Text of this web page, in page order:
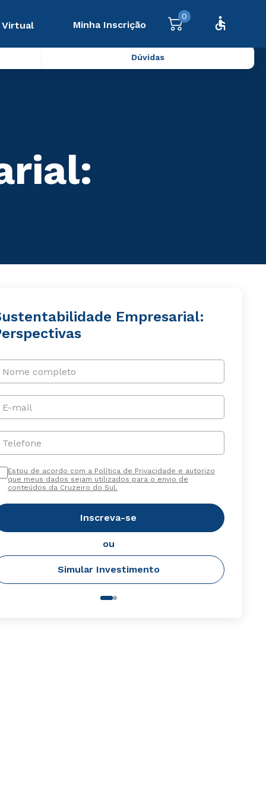
Virtual Minha Inscrição
0
Dúvidas
Empresarial:
Nome completo
E-mail
Telefone
Estou de acordo com a Política de Privacidade e autorizo
que meus dados sejam utilizados para o envio de
conteúdos da Cruzeiro do Sul.
Inscreva-se
ou
Simular Investimento